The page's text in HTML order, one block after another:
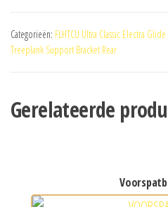
Categorieën: FLHTCU Ultra Classic Electra
Treeplank Support Bracket Rear
Gerelateerde